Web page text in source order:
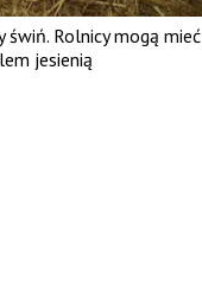
świń. Rolnicy mogą mieć
jesienią